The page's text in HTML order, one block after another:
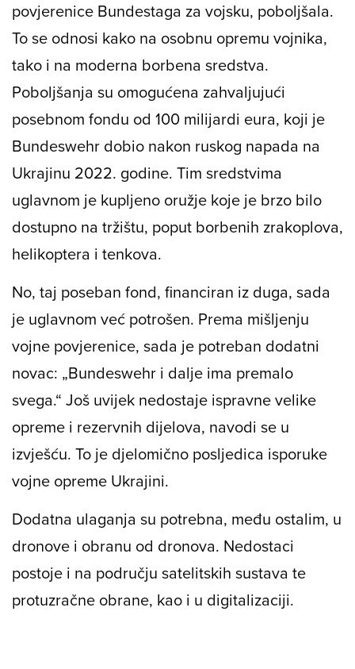
povjerenice Bundestaga za vojsku, poboljšala.
To se odnosi kako na osobnu opremu vojnika,
tako i na moderna borbena sredstva.
Poboljšanja su omogućena zahvaljujući
posebnom fondu od 100 milijardi eura, koji je
Bundeswehr dobio nakon ruskog napada na
Ukrajinu 2022. godine. Tim sredstvima
uglavnom je kupljeno oružje koje je brzo bilo
dostupno na tržištu, poput borbenih zrakoplova,
helikoptera i tenkova.
No, taj poseban fond, financiran iz duga, sada
je uglavnom već potrošen. Prema mišljenju
vojne povjerenice, sada je potreban dodatni
novac: „Bundeswehr i dalje ima premalo
svega.“ Još uvijek nedostaje ispravne velike
opreme i rezervnih dijelova, navodi se u
izvješću. To je djelomično posljedica isporuke
vojne opreme Ukrajini.
Dodatna ulaganja su potrebna, među ostalim, u
dronove i obranu od dronova. Nedostaci
postoje i na području satelitskih sustava te
protuzračne obrane, kao i u digitalizaciji.